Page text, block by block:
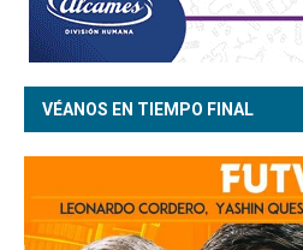
VÉANOS EN TIEMPO FINAL